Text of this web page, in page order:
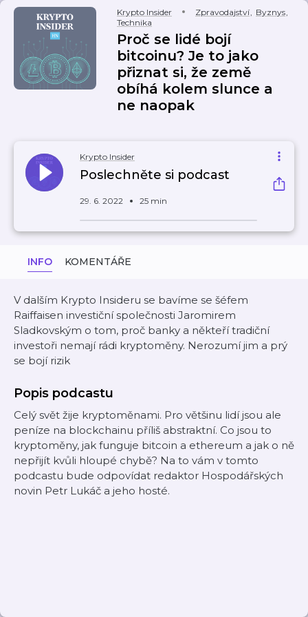
Krypto Insider Zpravodajství, Byznys,
Technika
Proč se lidé bojí
bitcoinu? Je to jako
přiznat si, že země
obíhá kolem slunce a
ne naopak
Krypto Insider
Poslechněte si podcast
29. 6. 2022 25 min
INFO KOMENTÁŘE
V dalším Krypto Insideru se bavíme se šéfem
Raiffaisen investiční společnosti Jaromirem
Sladkovským o tom, proč banky a někteří tradiční
investoři nemají rádi kryptoměny. Nerozumí jim a prý
se bojí rizik
Popis podcastu
Celý svět žije kryptoměnami. Pro většinu lidí jsou ale
peníze na blockchainu příliš abstraktní. Co jsou to
kryptoměny, jak funguje bitcoin a ethereum a jak o ně
nepřijít kvůli hloupé chybě? Na to vám v tomto
podcastu bude odpovídat redaktor Hospodářských
novin Petr Lukáč a jeho hosté.